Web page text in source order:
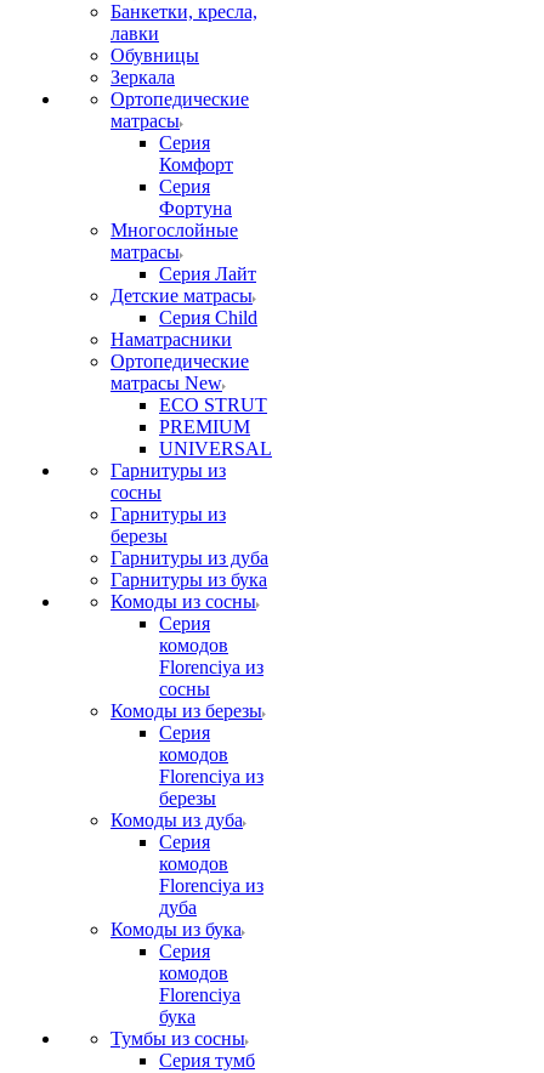
Банкетки, кресла,
лавки
Обувницы
Зеркала
Ортопедические
матрасы
Серия
Комфорт
Серия
Фортуна
Многослойные
матрасы
Серия Лайт
Детские матрасы
Серия Child
Наматрасники
Ортопедические
матрасы New
ECO STRUT
PREMIUM
UNIVERSAL
Гарнитуры из
сосны
Гарнитуры из
березы
Гарнитуры из дуба
Гарнитуры из бука
Комоды из сосны
Серия
комодов
Florenciya из
сосны
Комоды из березы
Серия
комодов
Florenciya из
березы
Комоды из дуба
Серия
комодов
Florenciya из
дуба
Комоды из бука
Серия
комодов
Florenciya
бука
Тумбы из сосны
Серия тумб